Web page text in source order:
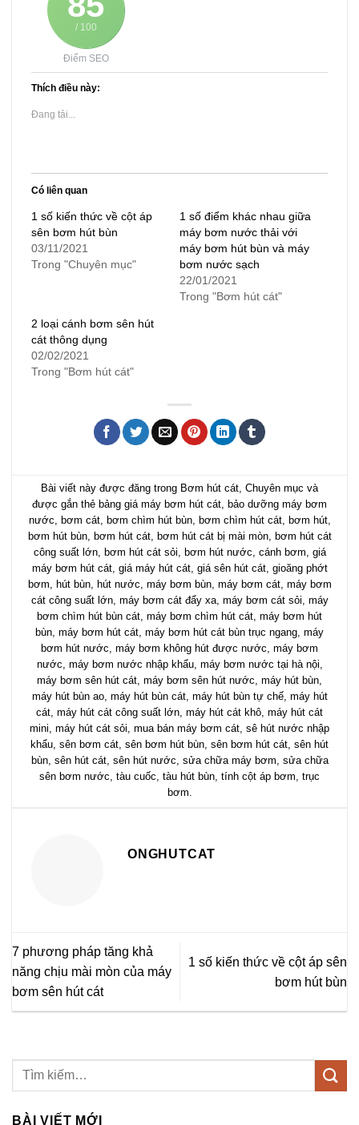
/ 100
Điểm SEO
Thích điều này:
Đang tải...
Có liên quan
1 số kiến thức về cột áp
sên bơm hút bùn
03/11/2021
Trong "Chuyên mục"
1 số điểm khác nhau giữa
máy bơm nước thải với
máy bơm hút bùn và máy
bơm nước sạch
22/01/2021
Trong "Bơm hút cát"
2 loại cánh bơm sên hút
cát thông dụng
02/02/2021
Trong "Bơm hút cát"
Bài viết này được đăng trong Bơm hút cát, Chuyên mục và
được gắn thẻ bảng giá máy bơm hút cát, bảo dưỡng máy bơm
nước, bơm cát, bơm chìm hút bùn, bơm chìm hút cát, bơm hút,
bơm hút bùn, bơm hút cát, bơm hút cát bị mài mòn, bơm hút cát
công suất lớn, bơm hút cát sỏi, bơm hút nước, cánh bơm, giá
máy bơm hút cát, giá máy hút cát, giá sên hút cát, gioăng phớt
bơm, hút bùn, hút nước, máy bơm bùn, máy bơm cát, máy bơm
cát công suất lớn, máy bơm cát đẩy xa, máy bơm cát sỏi, máy
bơm chìm hút bùn cát, máy bơm chìm hút cát, máy bơm hút
bùn, máy bơm hút cát, máy bơm hút cát bùn trục ngang, máy
bơm hút nước, máy bơm không hút được nước, máy bơm
nước, máy bơm nước nhập khẩu, máy bơm nước tại hà nội,
máy bơm sên hút cát, máy bơm sên hút nước, máy hút bùn,
máy hút bùn ao, máy hút bùn cát, máy hút bùn tự chế, máy hút
cát, máy hút cát công suất lớn, máy hút cát khô, máy hút cát
mini, máy hút cát sỏi, mua bán máy bơm cát, sê hút nước nhập
khẩu, sên bơm cát, sên bơm hút bùn, sên bơm hút cát, sên hút
bùn, sên hút cát, sên hút nước, sửa chữa máy bơm, sửa chữa
sên bơm nước, tàu cuốc, tàu hút bùn, tính cột áp bơm, trục
bơm.
ONGHUTCAT
7 phương pháp tăng khả
năng chịu mài mòn của máy
bơm sên hút cát
1 số kiến thức về cột áp sên
bơm hút bùn
BÀI VIẾT MỚI